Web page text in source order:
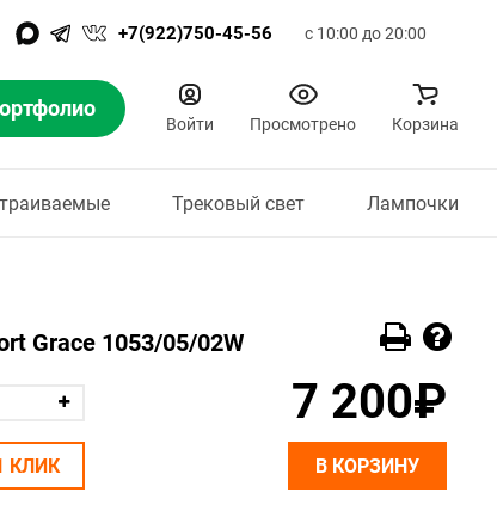
+7(922)750-45-56 с 10:00 до 20:00
Войти Просмотрено Корзина
Трековый свет Лампочки
Grace 1053/05/02W
7 200₽
КЛИК В КОРЗИНУ